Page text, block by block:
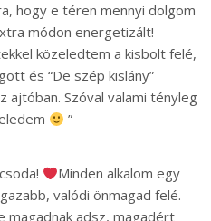
hogy e téren mennyi dolgom
módon energetizált!
közeledtem a kisbolt felé,
és “De szép kislány”
ajtóban. Szóval valami tényleg
”
Minden alkalom egy
valódi önmagad felé.
magadnak adsz, magadért